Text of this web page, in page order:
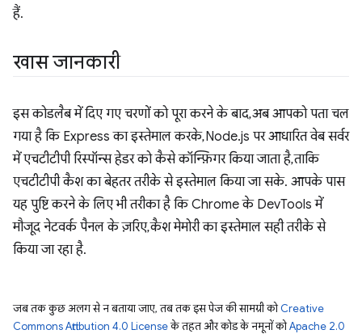
हैं.
खास जानकारी
इस कोडलैब में दिए गए चरणों को पूरा करने के बाद, अब आपको पता चल
गया है कि Express का इस्तेमाल करके, Node.js पर आधारित वेब सर्वर
में एचटीटीपी रिस्पॉन्स हेडर को कैसे कॉन्फ़िगर किया जाता है, ताकि
एचटीटीपी कैश का बेहतर तरीके से इस्तेमाल किया जा सके. आपके पास
यह पुष्टि करने के लिए भी तरीका है कि Chrome के DevTools में
मौजूद नेटवर्क पैनल के ज़रिए, कैश मेमोरी का इस्तेमाल सही तरीके से
किया जा रहा है.
जब तक कुछ अलग से न बताया जाए, तब तक इस पेज की सामग्री कोCreative
Commons Attribution 4.0 Licenseके तहत और कोड के नमूनों कोApache 2.0